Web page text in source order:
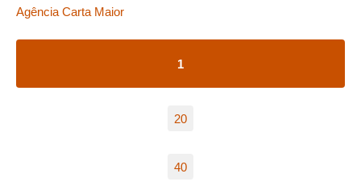
Agência Carta Maior
1
20
40